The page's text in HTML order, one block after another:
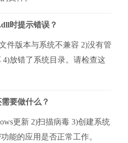
时提示错误？
件版本与系统不兼容 2)没有管
4)放错了系统目录。请检查这
要做什么？
更新 2)扫描病毒 3)创建系统
能的应用是否正常工作。